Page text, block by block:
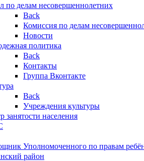
по делам несовершеннолетних
Back
Комиссия по делам
Новости
политика
Back
Контакты
Группа Вконтакте
Back
Учреждения культуры
занятости населения
Уполномоченного по правам
район